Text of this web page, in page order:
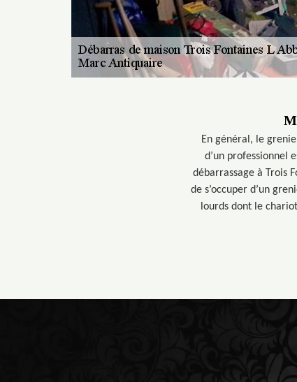
En général, le
d’un professionnel
débarrassage à Trois
de s’occuper d’un
lourds dont le